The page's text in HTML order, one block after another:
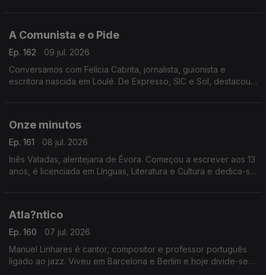
A Comunista e o Pide
Ep. 162
09 jul. 2026
Conversamos com Felícia Cabrita, jornalista, guionista e
escritora nascida em Loulé. De Expresso, SIC e Sol, destacou-
Onze minutos
Ep. 161
08 jul. 2026
Inês Valadas, alentejana de Évora. Começou a escrever aos 13
anos, é licenciada em Línguas, Literatura e Cultura e dedica-se
Atla?ntico
Ep. 160
07 jul. 2026
Manuel Linhares é cantor, compositor e professor português
ligado ao jazz. Viveu em Barcelona e Berlim e hoje divide-se